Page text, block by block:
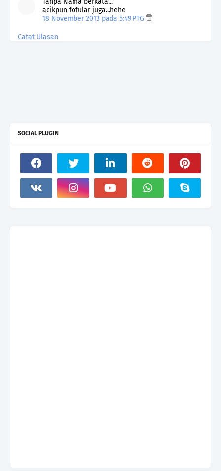
Tanpa Nama berkata…
acikpun fofular juga...hehe
18 November 2013 pada 5:49 PTG
Catat Ulasan
SOCIAL PLUGIN